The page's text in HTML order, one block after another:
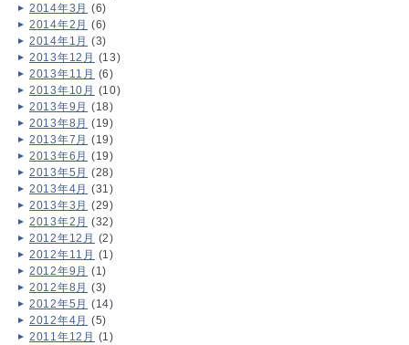
2014年3月 (6)
2014年2月 (6)
2014年1月 (3)
2013年12月 (13)
2013年11月 (6)
2013年10月 (10)
2013年9月 (18)
2013年8月 (19)
2013年7月 (19)
2013年6月 (19)
2013年5月 (28)
2013年4月 (31)
2013年3月 (29)
2013年2月 (32)
2012年12月 (2)
2012年11月 (1)
2012年9月 (1)
2012年8月 (3)
2012年5月 (14)
2012年4月 (5)
2011年12月 (1)